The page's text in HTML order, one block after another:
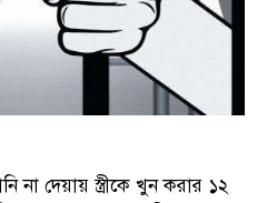
না দেয়ায় স্ত্রীকে খুন করার ১২